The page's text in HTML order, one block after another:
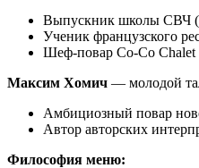
Выпускник школы СВЧ
Ученик французского
Шеф-повар Co-Co Chalet
Максим Хомич — молодой
Амбициозный повар
Автор авторских
Философия меню: